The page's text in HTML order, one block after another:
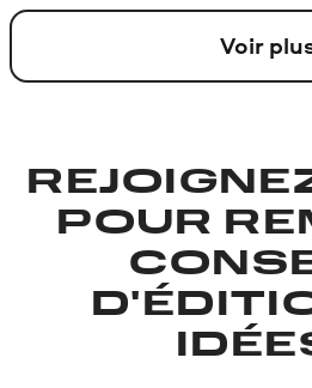
Voir
POUR